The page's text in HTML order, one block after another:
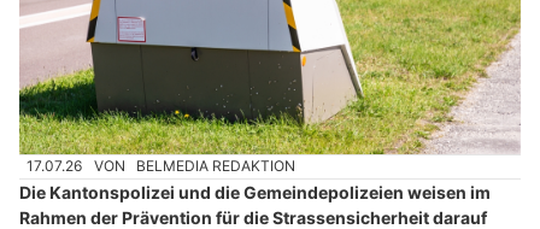
17.07.26 VON BELMEDIA REDAKTION
Die Kantonspolizei und die Gemeindepolizeien weisen im
Rahmen der Prävention für die Strassensicherheit darauf